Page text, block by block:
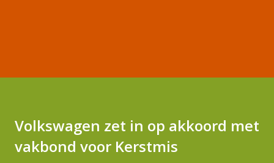
Volkswagen zet in op akkoord met
vakbond voor Kerstmis